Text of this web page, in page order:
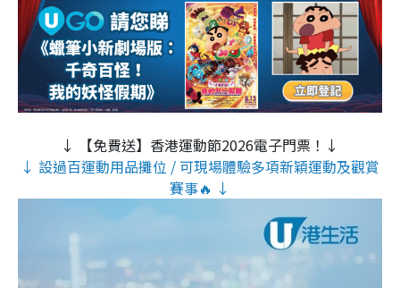
↓ 【免費送】香港運動節2026電子門票！↓
↓ 設過百運動用品攤位 / 可現場體驗多項新穎運動及觀賞
賽事🔥 ↓